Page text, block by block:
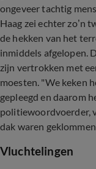
ongeveer tachtig
Haag zei echter zo’n
de hekken van het
inmiddels afgelopen.
zijn vertrokken met
moesten. "We keken
gepleegd en daarom
politiewoordvoerder,
dak waren
Vluchtelingen